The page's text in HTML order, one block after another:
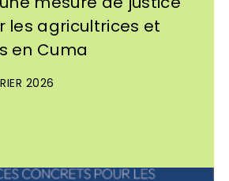
les agricultrices et
en Cuma
2026